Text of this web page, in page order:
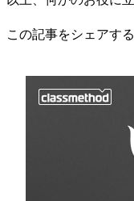
この記事をシェアする